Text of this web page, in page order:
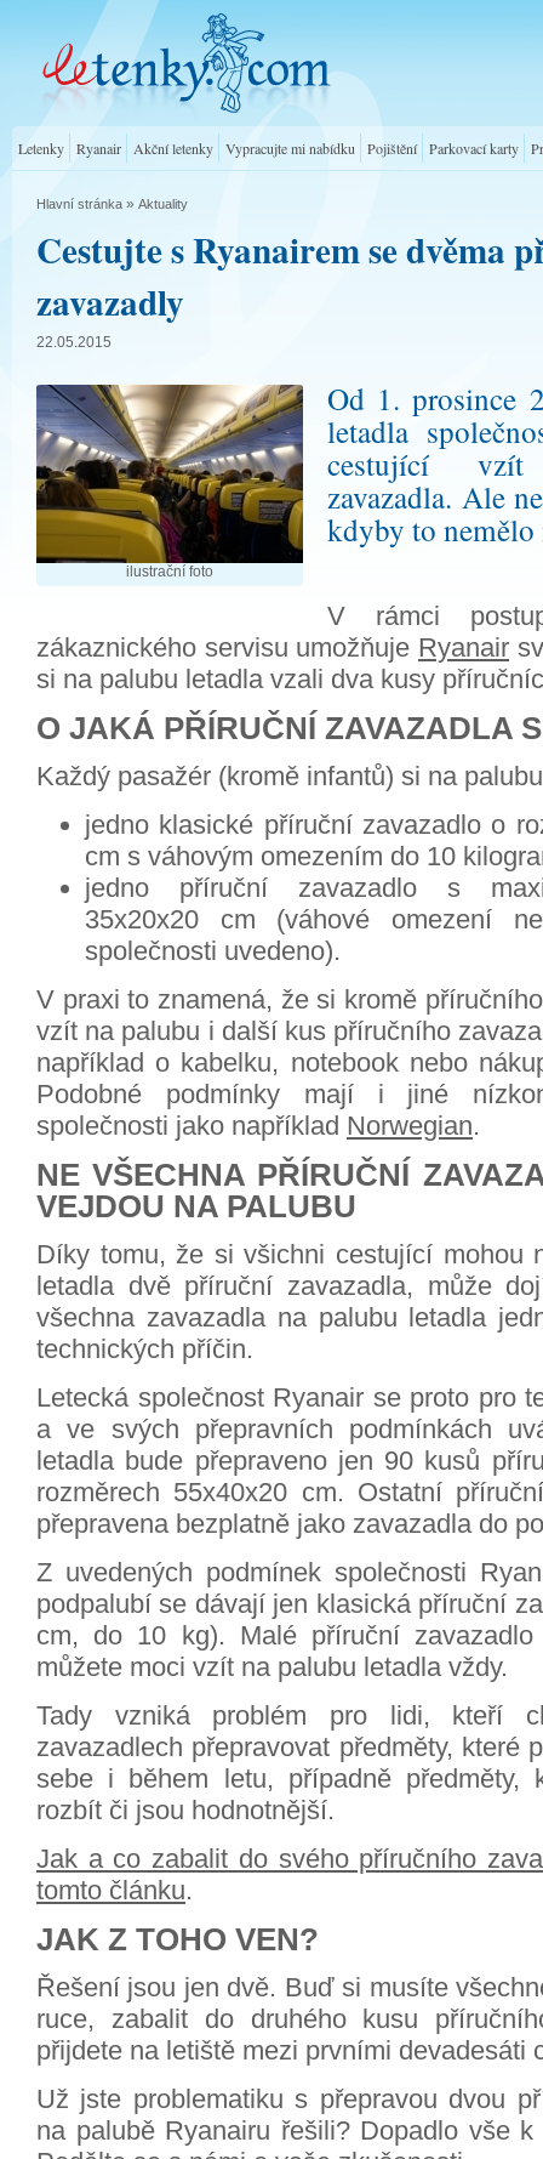
Letenky Ryanair Akční letenky Vypracujte mi nabídku Pojištění Parkovací karty
Hlavní stránka » Aktuality
Cestujte s Ryanairem se dvěma
zavazadly
22.05.2015
ilustrační foto
Od 1. prosince
letadla
cestující
zavazadla. Ale
kdyby to nemělo
V rámci
zákaznického servisu umožňuje Ryanair
si na palubu letadla vzali dva kusy
O JAKÁ PŘÍRUČNÍ ZAVAZADLA
Každý pasažér (kromě infantů) si na
jedno klasické příruční zavazadlo o
cm s váhovým omezením do 10
jedno příruční zavazadlo
s
35x20x20 cm (váhové omezení
společnosti uvedeno).
V praxi to znamená, že si kromě
vzít na palubu i další kus příručního
například o kabelku, notebook nebo
Podobné podmínky mají i jiné
společnosti jako například Norwegian.
NE VŠECHNA PŘÍRUČNÍ
VEJDOU NA PALUBU
Díky tomu, že si všichni cestující mohou
letadla dvě příruční zavazadla, může
všechna zavazadla na palubu letadla
technických příčin.
Letecká společnost Ryanair se proto pro
a ve svých přepravních podmínkách
letadla bude přepraveno jen 90 kusů
rozměrech 55x40x20 cm. Ostatní
přepravena bezplatně jako zavazadla do
Z uvedených podmínek společnosti
podpalubí se dávají jen klasická příruční
cm, do 10 kg). Malé příruční
můžete moci vzít na palubu letadla vždy.
Tady vzniká problém pro lidi, kteří
zavazadlech přepravovat předměty, které
sebe i během letu, případně předměty,
rozbít či jsou hodnotnější.
Jak a co zabalit do svého příručního
tomto článku.
JAK Z TOHO VEN?
Řešení jsou jen dvě. Buď si musíte
ruce, zabalit do druhého kusu
přijdete na letiště mezi prvními devadesáti
Už jste problematiku s přepravou dvou
na palubě Ryanairu řešili? Dopadlo vše